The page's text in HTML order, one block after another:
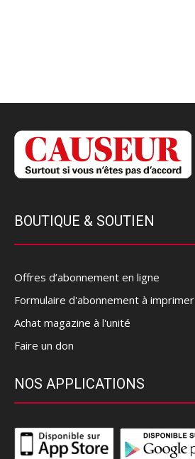
BOUTIQUE & SOUTIEN
Offres d’abonnement en ligne
Formulaire d'abonnement à imprimer
Achat magazine à l'unité
Faire un don
NOS APPLICATIONS